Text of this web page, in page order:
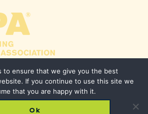
to ensure that we give you the best
If you continue to use this site we
that you are happy with it.
Ok